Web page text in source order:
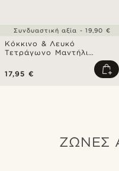
Κόκκινο & Λευκό
Τετράγωνο Μαντήλι
17,95 €
Συνδυαστική αξία - 19,90 €
ΖΩΝΕΣ